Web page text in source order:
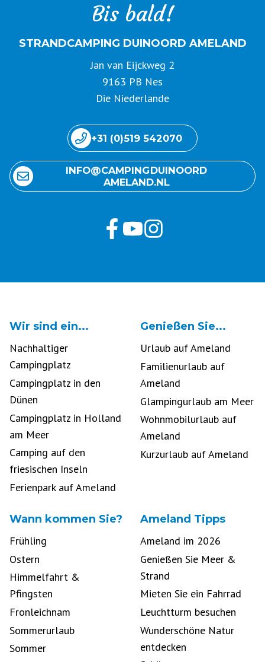
Bis bald!
STRANDCAMPING DUINOORD AMELAND
Jan van Eijckweg 2
9163 PB Nes
Die Niederlande
+31 (0)519 542070
INFO@ CAMPING DUINOORD
AMELAND.NL
Wir sind ein...
Nachhaltiger
Campingplatz
Campingplatz in den
Dünen
Campingplatz in Holland
am Meer
Camping auf den
friesischen Inseln
Ferienpark auf Ameland
Genießen Sie...
Urlaub auf Ameland
Familienurlaub auf
Ameland
Glampingurlaub am Meer
Wohnmobilurlaub auf
Ameland
Kurzurlaub auf Ameland
Wann kommen Sie?
Frühling
Ostern
Himmelfahrt &
Pfingsten
Fronleichnam
Sommerurlaub
Sommer
Ameland Tipps
Ameland im 2026
Genießen Sie Meer &
Strand
Mieten Sie ein Fahrrad
Leuchtturm besuchen
Wunderschöne Natur
entdecken